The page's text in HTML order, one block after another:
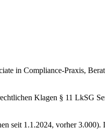
in Compliance-Praxis,
Klagen § 11 LkSG
seit 1.1.2024, vorher